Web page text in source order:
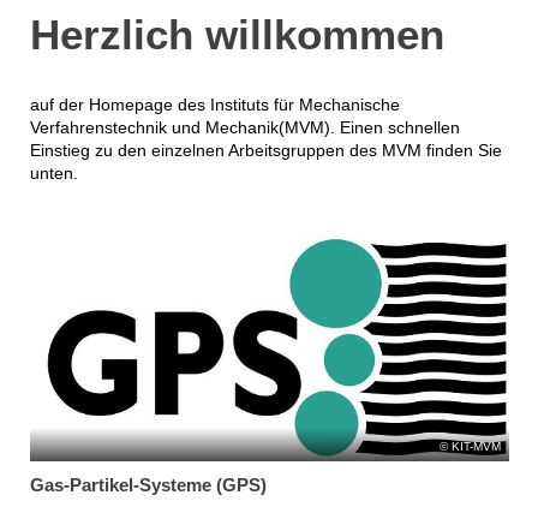
Herzlich willkommen
auf der Homepage des Instituts für Mechanische
Verfahrenstechnik und Mechanik(MVM). Einen schnellen
Einstieg zu den einzelnen Arbeitsgruppen des MVM finden Sie
unten.
KIT-MVM
Gas-Partikel-Systeme (GPS)